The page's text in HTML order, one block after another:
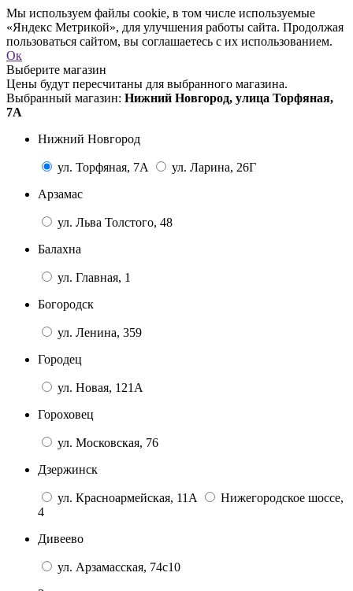
Мы используем файлы cookie, в том числе используемые
«Яндекс Метрикой», для улучшения работы сайта. Продолжая
пользоваться сайтом, вы соглашаетесь с их использованием.
Ок
Выберите магазин
Цены будут пересчитаны для выбранного магазина.
Выбранный магазин: Нижний Новгород, улица Торфяная,
7А
Нижний Новгород
ул. Торфяная, 7А
ул. Ларина, 26Г
Арзамас
ул. Льва Толстого, 48
Балахна
ул. Главная, 1
Богородск
ул. Ленина, 359
Городец
ул. Новая, 121А
Гороховец
ул. Московская, 76
Дзержинск
ул. Красноармейская, 11А
Нижегородское шоссе,
4
Дивеево
ул. Арзамасская, 74с10